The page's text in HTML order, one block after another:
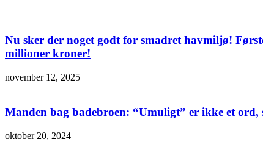
Nu sker der noget godt for smadret havmiljø!
millioner kroner!
november 12, 2025
Manden bag badebroen: “Umuligt” er ikke et ord,
oktober 20, 2024